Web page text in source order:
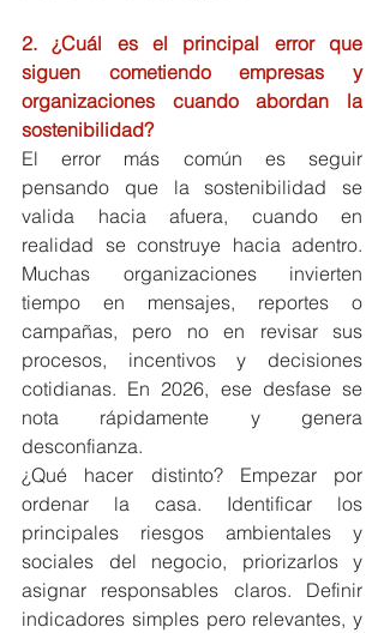
2. ¿Cuál es el principal error que
siguen cometiendo empresas y
organizaciones cuando abordan la
sostenibilidad?
El error más común es seguir
pensando que la sostenibilidad se
valida hacia afuera, cuando en
realidad se construye hacia adentro.
Muchas organizaciones invierten
tiempo en mensajes, reportes o
campañas, pero no en revisar sus
procesos, incentivos y decisiones
cotidianas. En 2026, ese desfase se
nota rápidamente y genera
desconfianza.
¿Qué hacer distinto? Empezar por
ordenar la casa. Identificar los
principales riesgos ambientales y
sociales del negocio, priorizarlos y
asignar responsables claros. Definir
indicadores simples pero relevantes, y